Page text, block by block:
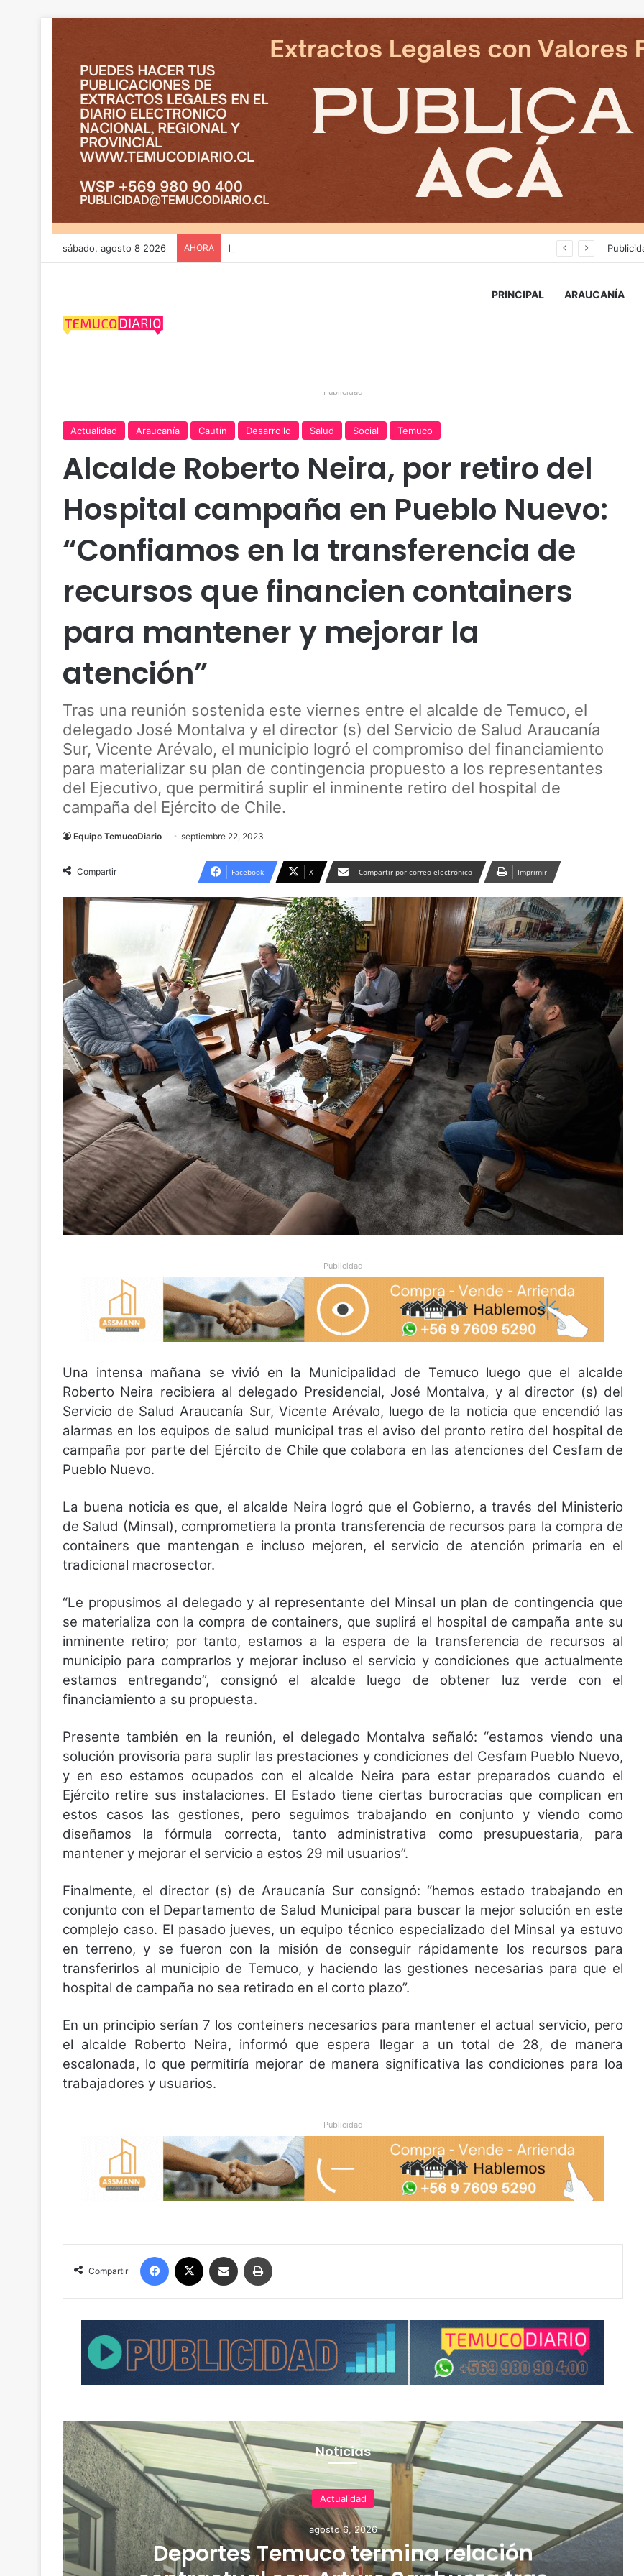
sábado, agosto 8 2026 AHORA
PRINCIPAL ARAUCANÍA
Publicidad
Actualidad Araucanía Cautín Desarrollo Salud Social Temuco
Alcalde Roberto Neira, por retiro del
Hospital campaña en Pueblo Nuevo:
“Confiamos en la transferencia de
recursos que financien containers
para mantener y mejorar la
atención”
Tras una reunión sostenida este viernes entre el alcalde de Temuco, el
delegado José Montalva y el director (s) del Servicio de Salud Araucanía
Sur, Vicente Arévalo, el municipio logró el compromiso del financiamiento
para materializar su plan de contingencia propuesto a los representantes
del Ejecutivo, que permitirá suplir el inminente retiro del hospital de
campaña del Ejército de Chile.
Equipo TemucoDiario septiembre 22, 2023
Compartir Facebook X Compartir por correo electrónico Imprimir
Publicidad
Una intensa mañana se vivió en la Municipalidad de Temuco luego que el alcalde
Roberto Neira recibiera al delegado Presidencial, José Montalva, y al director (s) del
Servicio de Salud Araucanía Sur, Vicente Arévalo, luego de la noticia que encendió las
alarmas en los equipos de salud municipal tras el aviso del pronto retiro del hospital de
campaña por parte del Ejército de Chile que colabora en las atenciones del Cesfam de
Pueblo Nuevo.
La buena noticia es que, el alcalde Neira logró que el Gobierno, a través del Ministerio
de Salud (Minsal), comprometiera la pronta transferencia de recursos para la compra de
containers que mantengan e incluso mejoren, el servicio de atención primaria en el
tradicional macrosector.
“Le propusimos al delegado y al representante del Minsal un plan de contingencia que
se materializa con la compra de containers, que suplirá el hospital de campaña ante su
inminente retiro; por tanto, estamos a la espera de la transferencia de recursos al
municipio para comprarlos y mejorar incluso el servicio y condiciones que actualmente
estamos entregando”, consignó el alcalde luego de obtener luz verde con el
financiamiento a su propuesta.
Presente también en la reunión, el delegado Montalva señaló: “estamos viendo una
solución provisoria para suplir las prestaciones y condiciones del Cesfam Pueblo Nuevo,
y en eso estamos ocupados con el alcalde Neira para estar preparados cuando el
Ejército retire sus instalaciones. El Estado tiene ciertas burocracias que complican en
estos casos las gestiones, pero seguimos trabajando en conjunto y viendo como
diseñamos la fórmula correcta, tanto administrativa como presupuestaria, para
mantener y mejorar el servicio a estos 29 mil usuarios”.
Finalmente, el director (s) de Araucanía Sur consignó: “hemos estado trabajando en
conjunto con el Departamento de Salud Municipal para buscar la mejor solución en este
complejo caso. El pasado jueves, un equipo técnico especializado del Minsal ya estuvo
en terreno, y se fueron con la misión de conseguir rápidamente los recursos para
transferirlos al municipio de Temuco, y haciendo las gestiones necesarias para que el
hospital de campaña no sea retirado en el corto plazo”.
En un principio serían 7 los conteiners necesarios para mantener el actual servicio, pero
el alcalde Roberto Neira, informó que espera llegar a un total de 28, de manera
escalonada, lo que permitiría mejorar de manera significativa las condiciones para loa
trabajadores y usuarios.
Publicidad
Compartir
Noticias
Actualidad
agosto 6, 2026
Deportes Temuco termina relación